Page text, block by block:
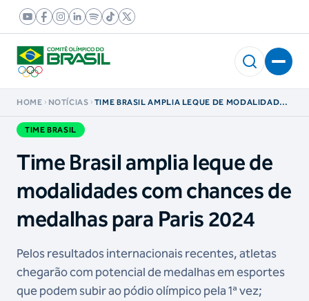
HOME NOTÍCIAS
TIME BRASIL AMPLIA LEQUE DE MODALIDADES
TIME BRASIL
Time Brasil amplia leque de
modalidades com chances de
medalhas para Paris 2024
Pelos resultados internacionais recentes, atletas
chegarão com potencial de medalhas em esportes
que podem subir ao pódio olímpico pela 1ª vez;